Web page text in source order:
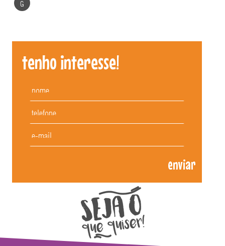
G
tenho interesse!
enviar
Patuscada Fantasias - aceitamos